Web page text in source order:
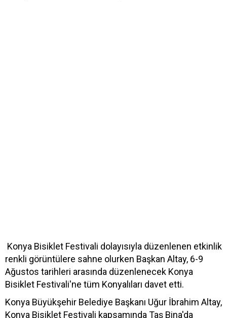
Konya Bisiklet Festivali dolayısıyla düzenlenen etkinlik
renkli görüntülere sahne olurken Başkan Altay, 6-9
Ağustos tarihleri arasında düzenlenecek Konya
Bisiklet Festivali'ne tüm Konyalıları davet etti.
Konya Büyükşehir Belediye Başkanı Uğur İbrahim Altay,
Konya Bisiklet Festivali kapsamında Taş Bina'da